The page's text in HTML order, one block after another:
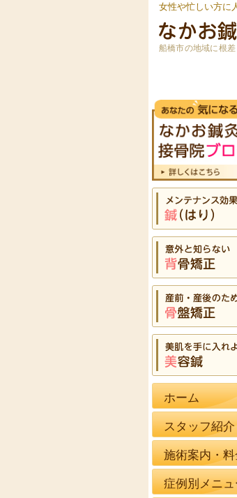
女性や忙しい方に
船橋市の地域に根
ホーム
スタッフ紹介
施術案内・
症例別メニ